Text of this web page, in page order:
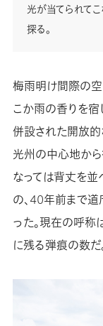
光が当てられて
探る。
梅雨明け間際の空
こか雨の香りを宿
併設された開放的
光州の中心地か
なっては背丈を並
の、40年前まで
った。現在の呼称
に残る弾痕の数だ